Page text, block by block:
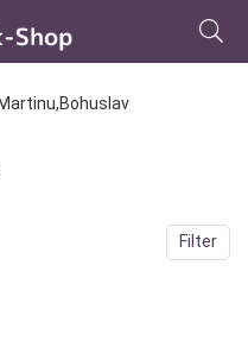
Martinu,Bohuslav
Filter